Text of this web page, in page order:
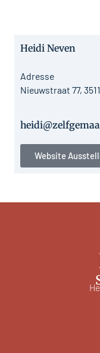
Heidi Neven
Adresse
Nieuwstraat 77,
Website